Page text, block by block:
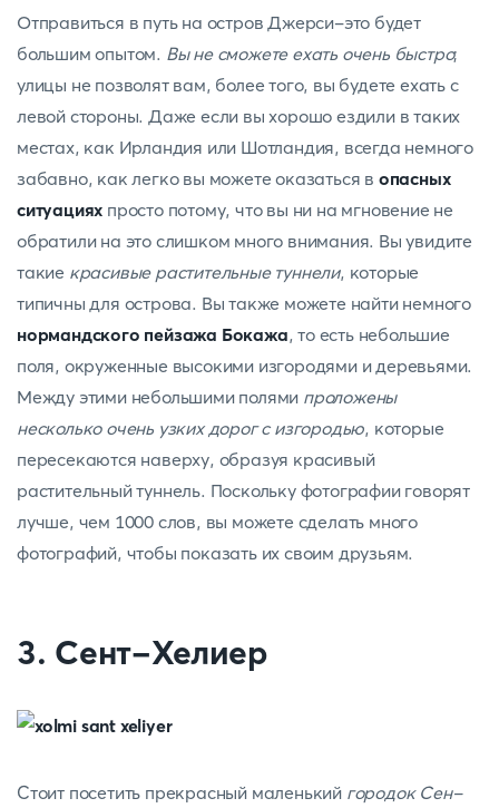
Отправиться в путь на остров Джерси-это будет
большим опытом. Вы не сможете ехать очень быстро;
улицы не позволят вам, более того, вы будете ехать с
левой стороны. Даже если вы хорошо ездили в таких
местах, как Ирландия или Шотландия, всегда немного
забавно, как легко вы можете оказаться в опасных
ситуациях просто потому, что вы ни на мгновение не
обратили на это слишком много внимания. Вы увидите
такие красивые растительные туннели, которые
типичны для острова. Вы также можете найти немного
нормандского пейзажа Бокажа, то есть небольшие
поля, окруженные высокими изгородями и деревьями.
Между этими небольшими полями проложены
несколько очень узких дорог с изгородью, которые
пересекаются наверху, образуя красивый
растительный туннель. Поскольку фотографии говорят
лучше, чем 1000 слов, вы можете сделать много
фотографий, чтобы показать их своим друзьям.
3. Сент-Хелиер
Стоит посетить прекрасный маленький городок Сен-